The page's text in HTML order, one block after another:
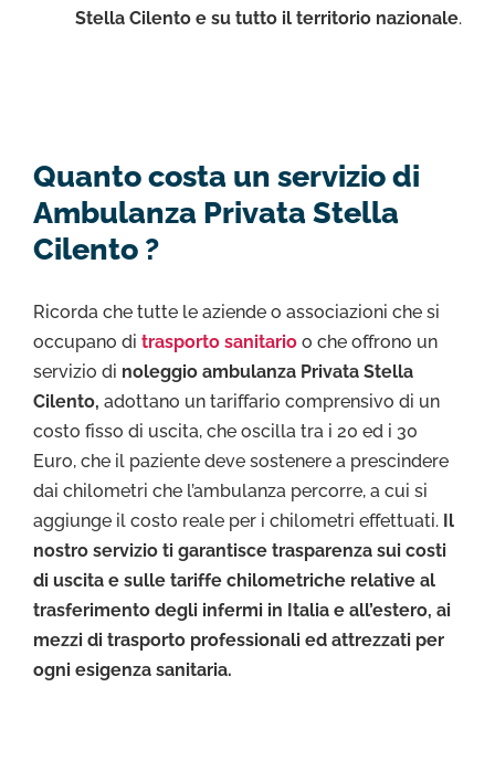
Stella Cilento e su tutto il territorio nazionale.
Quanto costa un servizio di
Ambulanza Privata Stella
Cilento ?
Ricorda che tutte le aziende o associazioni che si
occupano di trasporto sanitario o che offrono un
servizio di noleggio ambulanza Privata Stella
Cilento, adottano un tariffario comprensivo di un
costo fisso di uscita, che oscilla tra i 20 ed i 30
Euro, che il paziente deve sostenere a prescindere
dai chilometri che l’ambulanza percorre, a cui si
aggiunge il costo reale per i chilometri effettuati. Il
nostro servizio ti garantisce trasparenza sui costi
di uscita e sulle tariffe chilometriche relative al
trasferimento degli infermi in Italia e all’estero, ai
mezzi di trasporto professionali ed attrezzati per
ogni esigenza sanitaria.